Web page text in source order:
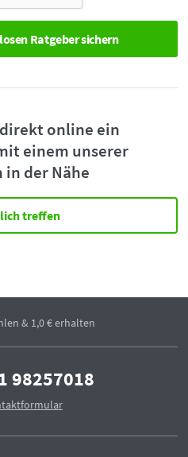
online ein
einem unserer
in der Nähe
treffen
& 1,0 € erhalten
98257018